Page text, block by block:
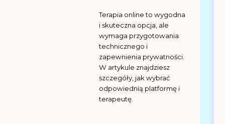
Terapia online to wygodna
i skuteczna opcja, ale
wymaga przygotowania
technicznego i
zapewnienia prywatności.
W artykule znajdziesz
szczegóły, jak wybrać
odpowiednią platformę i
terapeutę.